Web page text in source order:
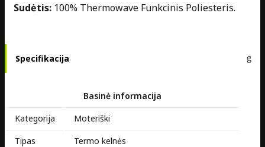
Sudėtis: 100% Thermowave Funkcinis Poliesteris.
Specifikacija
Basinė informacija
Kategorija
Moteriški
Tipas
Termo kelnės